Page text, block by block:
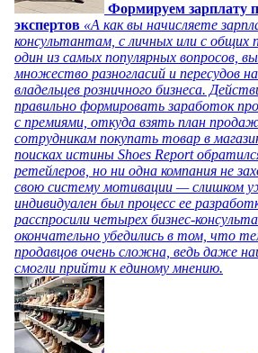
Формируем зарплату
экспертов «А как вы начисляете
консультантам, с личных или с
один из самых популярных вопросов,
множество разногласий и пересудов
владельцев розничного бизнеса.
правильно формировать заработок
с премиями, откуда взять план
сотрудникам покупать товар в
поисках истины Shoes Report
ретейлеров, но ни одна компания не
свою систему мотивации — слишком
индивидуален был процесс ее
расспросили четырех бизнес-
окончательно убедились в том, что
продавцов очень сложна, ведь даже
смогли прийти к единому мнению.